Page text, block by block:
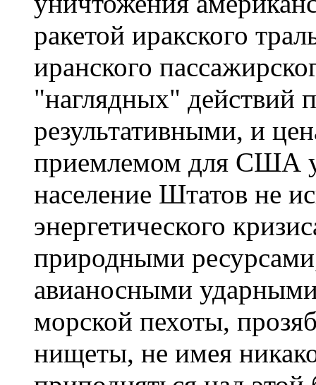
ракетой иракского
иранского
"наглядных" действий
результативными, и
приемлемом для США
население Штатов не
энергетического
природными
авианосными
морской пехоты,
нищеты, не имея